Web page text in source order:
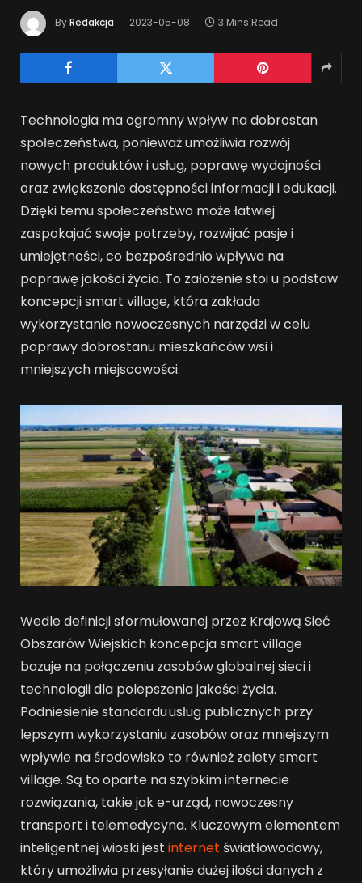
ByRedakcja 2023-05-08 3 Mins Read
Technologia ma ogromny wpływ na dobrostan
społeczeństwa, ponieważ umożliwia rozwój
nowych produktów i usług, poprawę wydajności
oraz zwiększenie dostępności informacji i edukacji.
Dzięki temu społeczeństwo może łatwiej
zaspokajać swoje potrzeby, rozwijać pasje i
umiejętności, co bezpośrednio wpływa na
poprawę jakości życia. To założenie stoi u podstaw
koncepcji smart village, która zakłada
wykorzystanie nowoczesnych narzędzi w celu
poprawy dobrostanu mieszkańców wsi i
mniejszych miejscowości.
Wedle definicji sformułowanej przez Krajową Sieć
Obszarów Wiejskich koncepcja smart village
bazuje na połączeniu zasobów globalnej sieci i
technologii dla polepszenia jakości życia.
Podniesienie standardu usług publicznych przy
lepszym wykorzystaniu zasobów oraz mniejszym
wpływie na środowisko to również zalety smart
village. Są to oparte na szybkim internecie
rozwiązania, takie jak e-urząd, nowoczesny
transport i telemedycyna. Kluczowym elementem
inteligentnej wioski jest internet światłowodowy,
który umożliwia przesyłanie dużej ilości danych z